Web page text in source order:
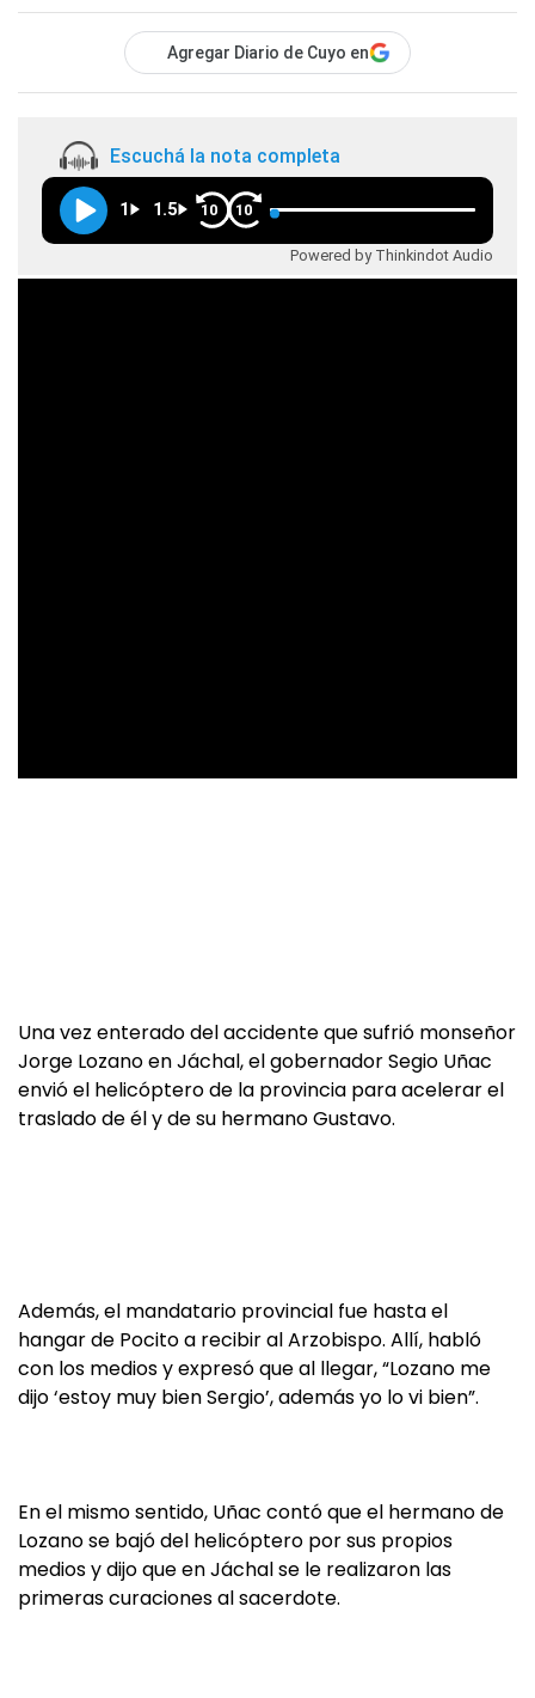
Agregar Diario de Cuyo en
Escuchá la nota completa
1 1.5 10 10
Powered by Thinkindot Audio
Una vez enterado del accidente que sufrió monseñor
Jorge Lozano en Jáchal, el gobernador Segio Uñac
envió el helicóptero de la provincia para acelerar el
traslado de él y de su hermano Gustavo.
Además, el mandatario provincial fue hasta el
hangar de Pocito a recibir al Arzobispo. Allí, habló
con los medios y expresó que al llegar, “Lozano me
dijo ‘estoy muy bien Sergio’, además yo lo vi bien”.
En el mismo sentido, Uñac contó que el hermano de
Lozano se bajó del helicóptero por sus propios
medios y dijo que en Jáchal se le realizaron las
primeras curaciones al sacerdote.